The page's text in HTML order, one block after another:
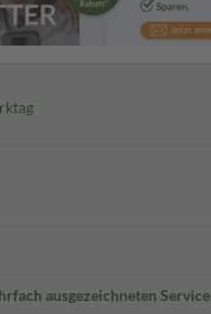
ausgezeichneten Service